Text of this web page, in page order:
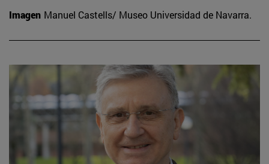
Imagen Manuel Castells/ Museo Universidad de Navarra.